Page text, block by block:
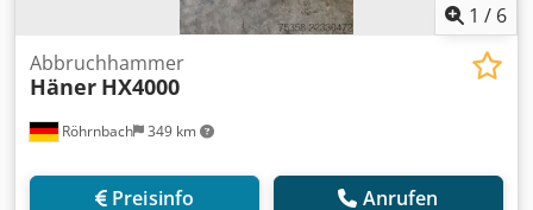
1 / 6
Röhrnbach 349 km
Abbruchhammer
Häner HX4000
Preisinfo Anrufen